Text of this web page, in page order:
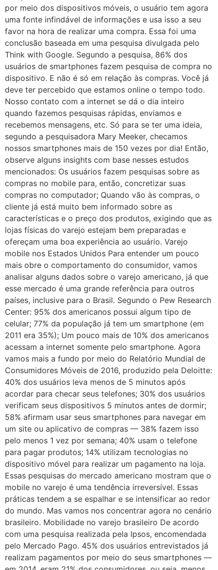
por meio dos dispositivos móveis, o usuário tem agora
uma fonte infindável de informações e usa isso a seu
favor na hora de realizar uma compra. Essa foi uma
conclusão baseada em uma pesquisa divulgada pelo
Think with Google. Segundo a pesquisa, 86% dos
usuários de smartphones fazem pesquisa de compra no
dispositivo. E não é só em relação às compras. Você já
deve ter percebido que estamos online o tempo todo.
Nosso contato com a internet se dá o dia inteiro
quando fazemos pesquisas rápidas, enviamos e
recebemos mensagens, etc. Só para se ter uma ideia,
segundo a pesquisadora Mary Meeker, checamos
nossos smartphones mais de 150 vezes por dia! Então,
observe alguns insights com base nesses estudos
mencionados: Os usuários fazem pesquisas sobre as
compras no mobile para, então, concretizar suas
compras no computador; Quando vão às compras, o
cliente já está muito bem informado sobre as
características e o preço dos produtos, exigindo que as
lojas físicas do varejo estejam bem preparadas e
ofereçam uma boa experiência ao usuário. Varejo
mobile nos Estados Unidos Para entender um pouco
mais obre o comportamento do consumidor, vamos
analisar alguns dados sobre o varejo americano, já que
esse mercado é uma grande referência para outros
países, inclusive para o Brasil. Segundo o Pew Research
Center: 95% dos americanos possui algum tipo de
celular; 77% da população já tem um smartphone (em
2011 era 35%); Um pouco mais de 10% dos americanos
acessam a internet somente pelo smartphone. Agora
vamos mais a fundo por meio do Relatório Mundial de
Consumidores Móveis de 2016, produzido pela Deloitte:
40% dos usuários leva menos de 5 minutos após
acordar para checar seus telefones; 30% dos usuários
verificam seus dispositivos 5 minutos antes de dormir;
58% afirmam usar seus smartphones para navegar em
um site ou aplicativo de compras — 38% fazem isso
pelo menos 1 vez por semana; 40% usam o telefone
para pagar produtos; 14% utilizam tecnologias no
dispositivo móvel para realizar um pagamento na loja.
Essas pesquisas do mercado americano mostram que o
mobile no varejo é uma tendência irreversível. Essas
práticas tendem a se espalhar e se intensificar ao redor
do mundo. Mas vamos nos concentrar agora no cenário
brasileiro. Mobilidade no varejo brasileiro De acordo
com uma pesquisa realizada pela Ipsos, encomendada
pelo Mercado Pago. 45% dos usuários entrevistados já
realizam pagamentos por meio do seus smartphones —